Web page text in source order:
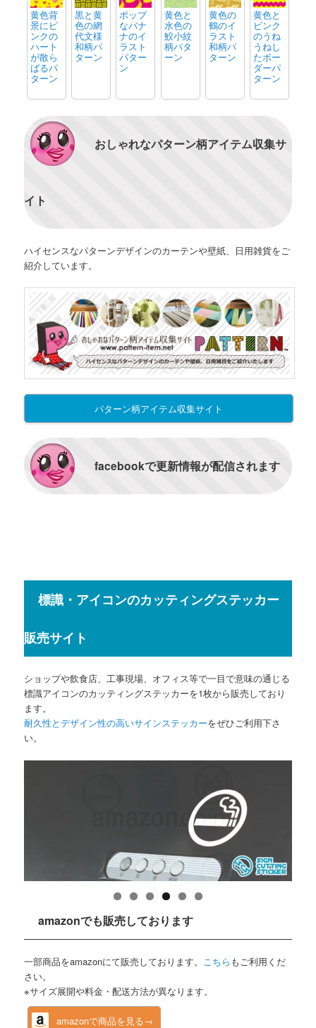
黄色背
景にピ
ンクの
ハート
が散ら
ばるパ
ターン
黒と黄
色の網
代文様
和柄パ
ターン
ポップ
なバナ
ナのイ
ラスト
パター
ン
黄色と
水色の
鮫小紋
柄パタ
ーン
黄色の
鶴のイ
ラスト
和柄パ
ターン
黄色と
ピンク
のうね
うねし
たボー
ダーパ
ターン
おしゃれなパターン柄アイテム収集サ
イト
ハイセンスなパターンデザインのカーテンや壁紙、日用雑貨をご
紹介しています。
パターン柄アイテム収集サイト
facebookで更新情報が配信されます
標識・アイコンのカッティングステッカー
販売サイト
ショップや飲食店、工事現場、オフィス等で一目で意味の通じる
標識アイコンのカッティングステッカーを1枚から販売しており
ます。
耐久性とデザイン性の高いサインステッカーをぜひご利用下さ
い。
amazonでも販売しております
一部商品をamazonにて販売しております。 こちら もご利用くだ
さい。
※サイズ展開や料金・配送方法が異なります。
amazonで商品を見る→